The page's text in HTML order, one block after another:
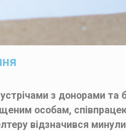
з донорами та
особам,
відзначився